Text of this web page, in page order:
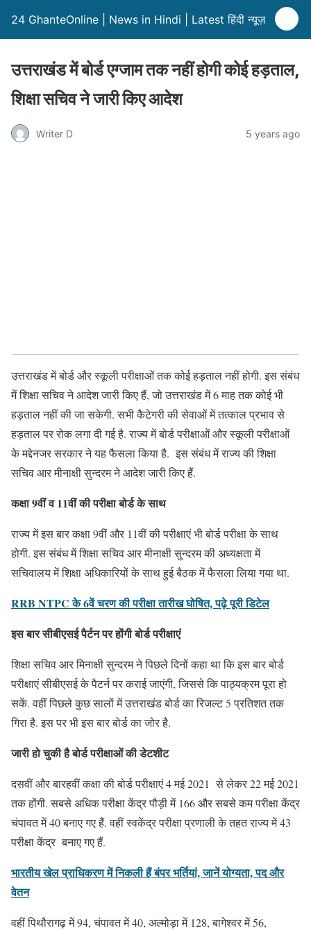
24 GhanteOnline | News in Hindi | Latest हिंदी न्यूज़
उत्तराखंड में बोर्ड एग्जाम तक नहीं होगी कोई हड़ताल,
शिक्षा सचिव ने जारी किए आदेश
Writer D 5 years ago
उत्तराखंड में बोर्ड और स्कूली परीक्षाओं तक कोई हड़ताल नहीं होगी. इस संबंध
में शिक्षा सचिव ने आदेश जारी किए हैं, जो उत्तराखंड में 6 माह तक कोई भी
हड़ताल नहीं की जा सकेगी. सभी कैटेगरी की सेवाओं में तत्काल प्रभाव से
हड़ताल पर रोक लगा दी गई है. राज्य में बोर्ड परीक्षाओं और स्कूली परीक्षाओं
के मद्देनजर सरकार ने यह फैसला किया है. इस संबंध में राज्य की शिक्षा
सचिव आर मीनाक्षी सुन्दरम ने आदेश जारी किए हैं.
कक्षा 9वीं व 11वीं की परीक्षा बोर्ड के साथ
राज्य में इस बार कक्षा 9वीं और 11वीं की परीक्षाएं भी बोर्ड परीक्षा के साथ
होगी. इस संबंध में शिक्षा सचिव आर मीनाक्षी सुन्दरम की अध्यक्षता में
सचिवालय में शिक्षा अधिकारियों के साथ हुई बैठक में फैसला लिया गया था.
RRB NTPC के 6वें चरण की परीक्षा तारीख घोषित, पढ़े पूरी डिटेल
इस बार सीबीएसई पैर्टन पर होंगी बोर्ड परीक्षाएं
शिक्षा सचिव आर मिनाक्षी सुन्दरम ने पिछले दिनों कहा था कि इस बार बोर्ड
परीक्षाएं सीबीएसई के पैटर्न पर कराई जाएंगी, जिससे कि पाठ्यक्रम पूरा हो
सकें. वहीं पिछले कुछ सालों में उत्तराखंड बोर्ड का रिजल्ट 5 प्रतिशत तक
गिरा है. इस पर भी इस बार बोर्ड का जोर है.
जारी हो चुकी है बोर्ड परीक्षाओं की डेटशीट
दसवीं और बारहवीं कक्षा की बोर्ड परीक्षाएं 4 मई 2021 से लेकर 22 मई 2021
तक होंगी. सबसे अधिक परीक्षा केंद्र पौड़ी में 166 और सबसे कम परीक्षा केंद्र
चंपावत में 40 बनाए गए हैं. वहीं स्वकेंद्र परीक्षा प्रणाली के तहत राज्य में 43
परीक्षा केंद्र बनाए गए हैं.
भारतीय खेल प्राधिकरण में निकली हैं बंपर भर्तियां, जानें योग्यता, पद और
वेतन
वहीं पिथौरागढ़ में 94, चंपावत में 40, अल्मोड़ा में 128, बागेश्वर में 56,